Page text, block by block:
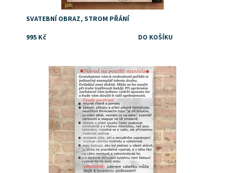
SVATEBNÍ OBRAZ, STROM PŘÁNÍ
995 Kč
Dostupnost: Skladem